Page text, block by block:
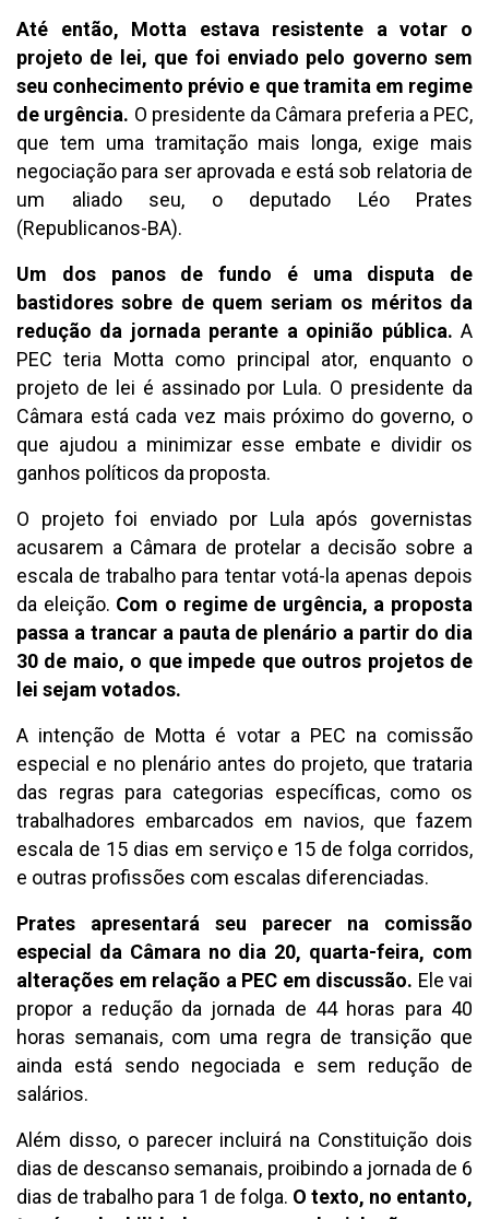
Até então, Motta estava resistente a votar o
projeto de lei, que foi enviado pelo governo sem
seu conhecimento prévio e que tramita em regime
de urgência. O presidente da Câmara preferia a PEC,
que tem uma tramitação mais longa, exige mais
negociação para ser aprovada e está sob relatoria de
um aliado seu, o deputado Léo Prates
(Republicanos-BA).
Um dos panos de fundo é uma disputa de
bastidores sobre de quem seriam os méritos da
redução da jornada perante a opinião pública. A
PEC teria Motta como principal ator, enquanto o
projeto de lei é assinado por Lula. O presidente da
Câmara está cada vez mais próximo do governo, o
que ajudou a minimizar esse embate e dividir os
ganhos políticos da proposta.
O projeto foi enviado por Lula após governistas
acusarem a Câmara de protelar a decisão sobre a
escala de trabalho para tentar votá-la apenas depois
da eleição. Com o regime de urgência, a proposta
passa a trancar a pauta de plenário a partir do dia
30 de maio, o que impede que outros projetos de
lei sejam votados.
A intenção de Motta é votar a PEC na comissão
especial e no plenário antes do projeto, que trataria
das regras para categorias específicas, como os
trabalhadores embarcados em navios, que fazem
escala de 15 dias em serviço e 15 de folga corridos,
e outras profissões com escalas diferenciadas.
Prates apresentará seu parecer na comissão
especial da Câmara no dia 20, quarta-feira, com
alterações em relação a PEC em discussão. Ele vai
propor a redução da jornada de 44 horas para 40
horas semanais, com uma regra de transição que
ainda está sendo negociada e sem redução de
salários.
Além disso, o parecer incluirá na Constituição dois
dias de descanso semanais, proibindo a jornada de 6
dias de trabalho para 1 de folga. O texto, no entanto,